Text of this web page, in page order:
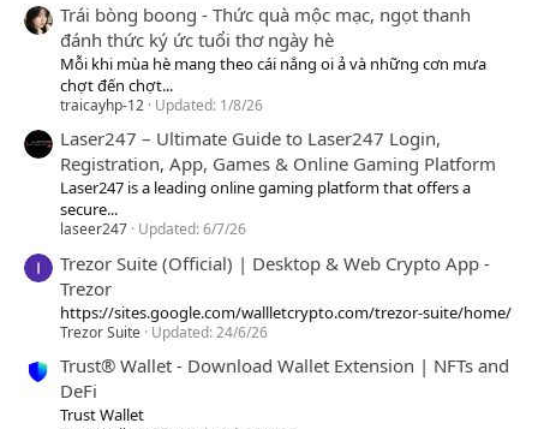
Trái bòng boong - Thức quà mộc mạc, ngọt thanh
đánh thức ký ức tuổi thơ ngày hè
Mỗi khi mùa hè mang theo cái nắng oi ả và những cơn mưa
chợt đến chợt...
traicayhp-12 Updated: 1/8/26
Laser247 – Ultimate Guide to Laser247 Login,
Registration, App, Games & Online Gaming Platform
Laser247 is a leading online gaming platform that offers a
secure...
laseer247 Updated:6/7/26
Trezor Suite (Official) | Desktop & Web Crypto App -
Trezor
https://sites.google.com/wallletcrypto.com/trezor-suite/home/
Trezor Suite Updated:24/6/26
Trust® Wallet - Download Wallet Extension | NFTs and
DeFi
Trust Wallet